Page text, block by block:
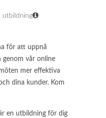
utbildning
för att uppnå
genom vår online
mer effektiva
dina kunder. Kom
en utbildning för dig